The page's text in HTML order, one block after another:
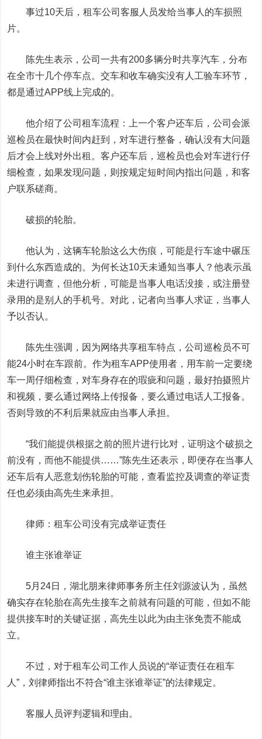
事过10天后，租车公司客服人员发给当事人的车损照
片。
陈先生表示，公司一共有200多辆分时共享汽车，分布
在全市十几个停车点。交车和收车确实没有人工验车环节，
都是通过APP线上完成的。
他介绍了公司租车流程：上一个客户还车后，公司会派
巡检员在最快时间内赶到，对车进行整备，确认没有大问题
后才会上线对外出租。客户还车后，巡检员也会对车进行仔
细检查，如果发现问题，则按规定短时间内指出问题，和客
户联系磋商。
破损的轮胎。
他认为，这辆车轮胎这么大伤痕，可能是行车途中碾压
到什么东西造成的。为何长达10天未通知当事人？他表示虽
未进行调查，但他分析，可能是当事人电话没接，或注册登
录用的是别人的手机号。对此，记者向当事人求证，当事人
予以否认。
陈先生强调，因为网络共享租车特点，公司巡检员不可
能24小时在车跟前。作为租车APP使用者，用车前一定要绕
车一周仔细检查，对车身存在的瑕疵和问题，最好拍摄照片
和视频，要么通过网络上传报备，要么通过电话人工报备。
否则导致的不利后果就应由当事人承担。
“我们能提供根据之前的照片进行比对，证明这个破损之
前没有，而他不能提供……”陈先生还表示，即便存在当事人
还车后有人恶意划伤轮胎的可能，查看监控及调查的举证责
任也必须由高先生来承担。
律师：租车公司没有完成举证责任
谁主张谁举证
5月24日，湖北朋来律师事务所主任刘源波认为，虽然
确实存在轮胎在高先生接车之前就有问题的可能，但如不能
提供接车时的关键证据，高先生以此为由主张免责不能成
立。
不过，对于租车公司工作人员说的“举证责任在租车
人”，刘律师指出不符合“谁主张谁举证”的法律规定。
客服人员评判逻辑和理由。